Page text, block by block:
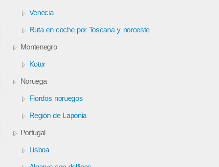
Venecia
Ruta en coche por Toscana y noroeste
Montenegro
Kotor
Noruega
Fiordos noruegos
Región de Laponia
Portugal
Lisboa